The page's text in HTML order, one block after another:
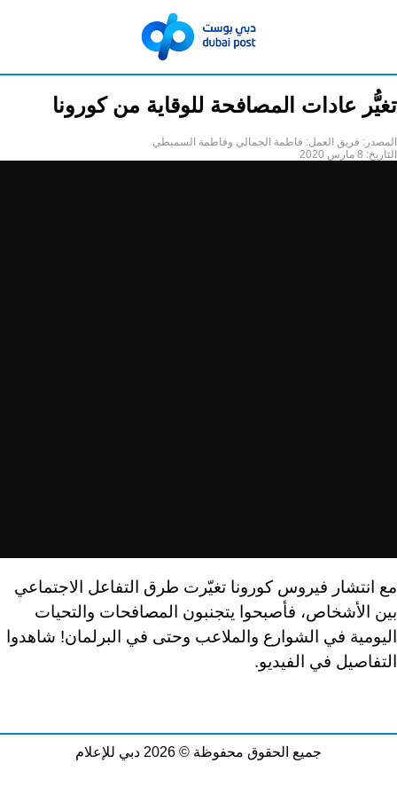
تغيُّر عادات المصافحة للوقاية من كورونا
المصدر: فريق العمل: فاطمة الجمالي وفاطمة السميطي
التاريخ: 8 مارس 2020
مع انتشار فيروس كورونا تغيّرت طرق التفاعل الاجتماعي
بين الأشخاص، فأصبحوا يتجنبون المصافحات والتحيات
اليومية في الشوارع والملاعب وحتى في البرلمان! شاهدوا
التفاصيل في الفيديو.
جميع الحقوق محفوظة © 2026 دبي للإعلام